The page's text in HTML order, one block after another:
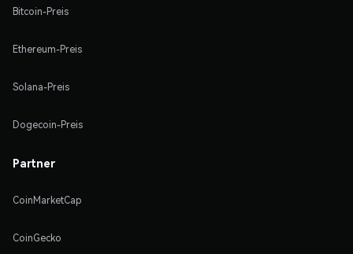
Bitcoin-Preis
Ethereum-Preis
Solana-Preis
Dogecoin-Preis
Partner
CoinMarketCap
CoinGecko